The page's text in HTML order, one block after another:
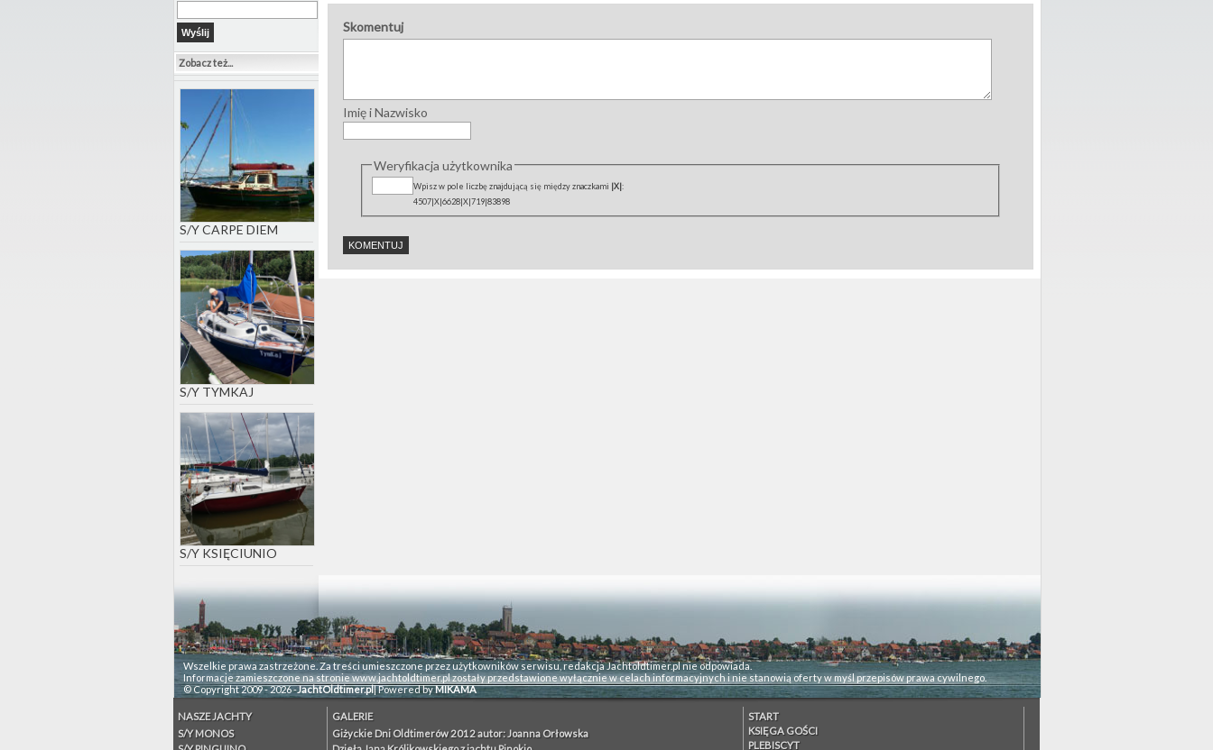
Zobacz też...
S/Y CARPE DIEM
S/Y TYMKAJ
S/Y KSIĘCIUNIO
Skomentuj
Imię i Nazwisko
Weryfikacja użytkownika
Wpisz w pole liczbę znajdującą się między znaczkami |X|:
4507|X|6628|X|719|83898
Wszelkie prawa zastrzeżone. Za treści umieszczone przez użytkowników serwisu, redakcja Jachtoldtimer.pl nie odpowiada.
Informacje zamieszczone na stronie www.jachtoldtimer.pl zostały przedstawione wyłącznie w celach informacyjnych i nie stanowią oferty w myśl przepisów prawa cywilnego.
© Copyright 2009 - 2026 -JachtOldtimer.pl| Powered byMIKAMA
NASZE JACHTY
S/Y MONOS
GALERIE
Giżyckie Dni Oldtimerów 2012 autor: Joanna Orłowska
START
KSIĘGA GOŚCI
PLEBISCYT